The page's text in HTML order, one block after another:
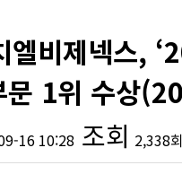
비제넥스,
문 1위 수상
16 10:28 조회 2,338